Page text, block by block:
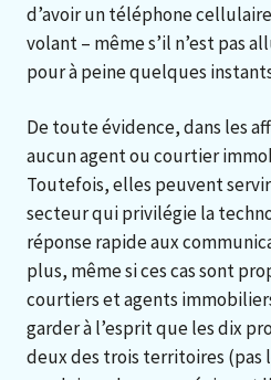
d’avoir un téléphone
volant – même s’il n’est pas
pour à peine quelques
De toute évidence, dans les
aucun agent ou courtier
Toutefois, elles peuvent
secteur qui privilégie la
réponse rapide aux
plus, même si ces cas sont
courtiers et agents
garder à l’esprit que les dix
deux des trois territoires